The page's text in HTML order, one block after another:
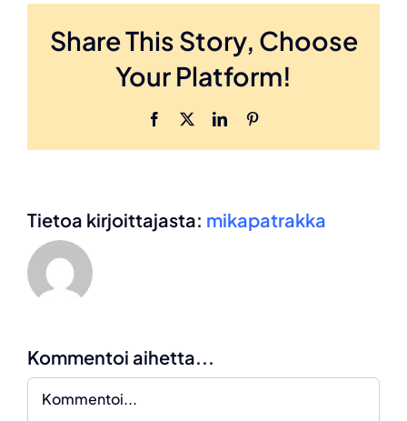
Share This Story, Choose
Your Platform!
Facebook LinkedIn
Tietoa kirjoittajasta: mikapatrakka
Kommentoi aihetta...
Kommentti